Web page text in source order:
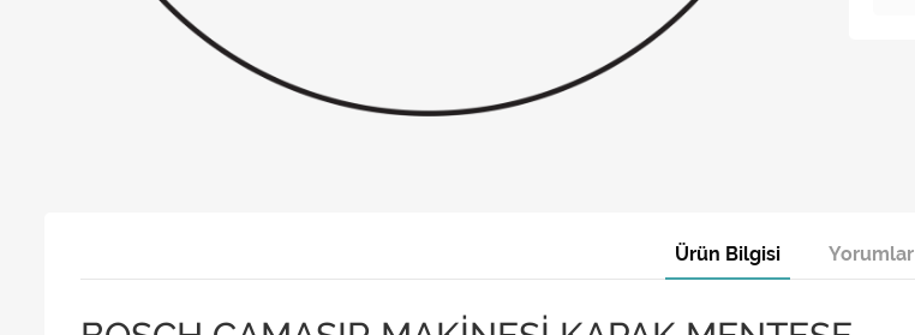
Ürün Bilgisi Yorumlar